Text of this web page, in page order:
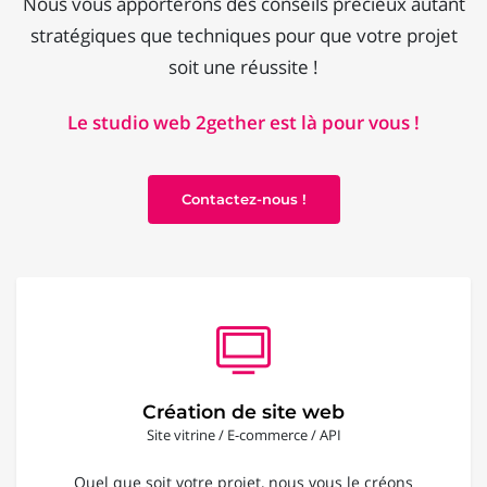
stratégiques que techniques pour que votre projet
soit une réussite !
Le studio web 2gether est là pour vous !
Contactez-nous !
Création de site web
Site vitrine / E-commerce / API
Quel que soit votre projet, nous vous le créons